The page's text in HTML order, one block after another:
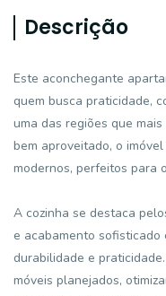
Descrição
Este aconchegante
quem busca praticidade,
uma das regiões que
bem aproveitado, o
modernos, perfeitos para
A cozinha se destaca
e acabamento sofisticado
durabilidade e
móveis planejados,